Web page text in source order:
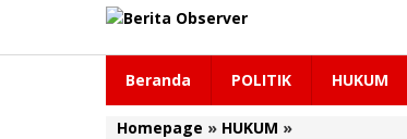
konten
Beranda POLITIK HUKUM
Homepage » HUKUM »